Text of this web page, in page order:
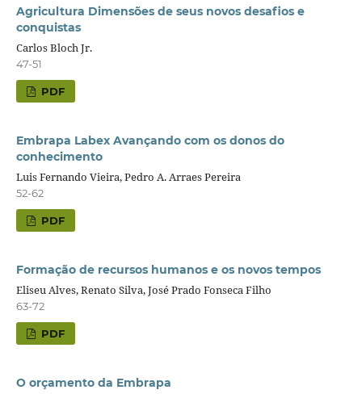
Agricultura Dimensões de seus novos desafios e
conquistas
Carlos Bloch Jr.
47-51
PDF
Embrapa Labex Avançando com os donos do
conhecimento
Luis Fernando Vieira, Pedro A. Arraes Pereira
52-62
PDF
Formação de recursos humanos e os novos tempos
Eliseu Alves, Renato Silva, José Prado Fonseca Filho
63-72
PDF
O orçamento da Embrapa